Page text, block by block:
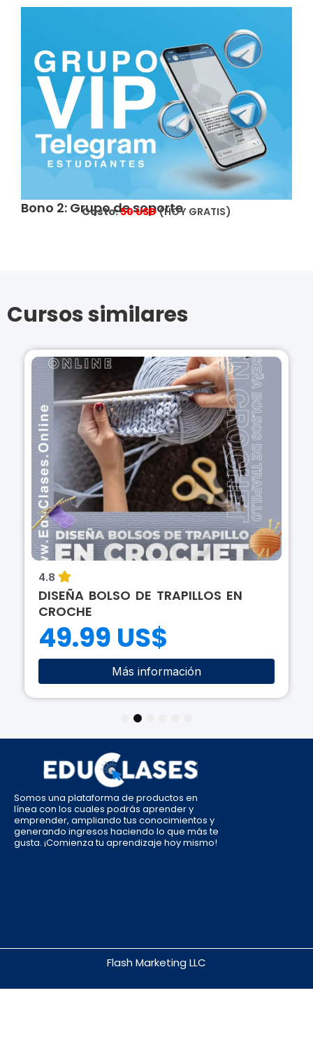
Bono 2: Grupo de soporte
Costo:50 USD(HOY GRATIS)
Cursos similares
4.8
DISEÑA BOLSO DE TRAPILLOS EN
CROCHE
49.99 US$
Más información
5
Somos una plataforma de productos en
línea con los cuales podrás aprender y
emprender, ampliando tus conocimientos y
generando ingresos haciendo lo que más te
gusta. ¡Comienza tu aprendizaje hoy mismo!
Flash Marketing LLC